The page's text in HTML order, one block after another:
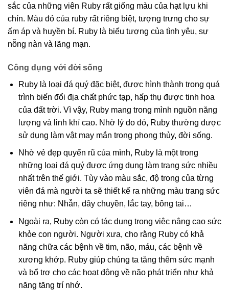
sắc của những viên Ruby rất giống màu của hạt lựu khi
chín. Màu đỏ của ruby rất riêng biệt, tượng trưng cho sự
ấm áp và huyền bí. Ruby là biểu tượng của tình yêu, sự
nỗng nàn và lãng mạn.
Công dụng với đời sống
Ruby là loại đá quý đặc biệt, được hình thành trong quá
trình biến đổi địa chất phức tạp, hấp thụ được tinh hoa
của đất trời. Vì vậy, Ruby mang trong mình nguồn năng
lượng và linh khí cao. Nhờ lý do đó, Ruby thường được
sử dụng làm vật may mắn trong phong thủy, đời sống.
Nhờ vẻ đẹp quyến rũ của mình, Ruby là một trong
những loại đá quý được ứng dụng làm trang sức nhiều
nhất trên thế giới. Tùy vào màu sắc, độ trong của từng
viên đá mà người ta sẽ thiết kế ra những màu trang sức
riêng như: Nhẫn, dây chuyền, lắc tay, bông tai…
Ngoài ra, Ruby còn có tác dụng trong việc nâng cao sức
khỏe con người. Người xưa, cho rằng Ruby có khả
năng chữa các bệnh về tim, não, máu, các bệnh về
xương khớp. Ruby giúp chúng ta tăng thêm sức mạnh
và bổ trợ cho các hoạt động về não phát triển như khả
năng tăng trí nhớ.